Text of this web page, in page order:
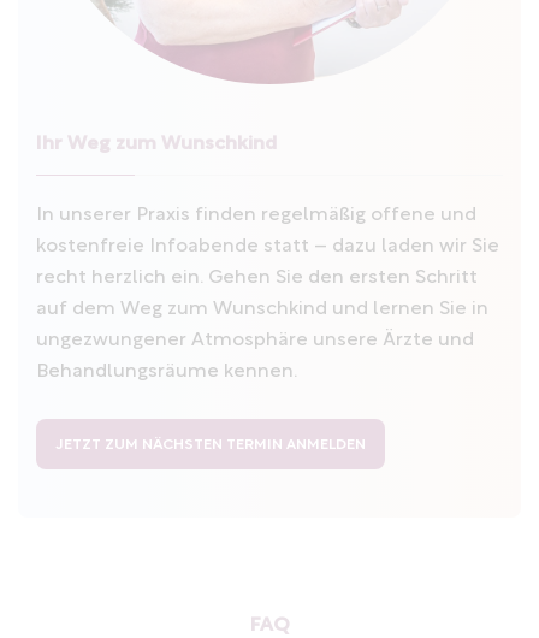
Ihr Weg zum Wunschkind
In unserer Praxis finden regelmäßig offene und
kostenfreie Infoabende statt – dazu laden wir Sie
recht herzlich ein. Gehen Sie den ersten Schritt
auf dem Weg zum Wunschkind und lernen Sie in
ungezwungener Atmosphäre unsere Ärzte und
Behandlungsräume kennen.
JETZT ZUM NÄCHSTEN TERMIN ANMELDEN
FAQ